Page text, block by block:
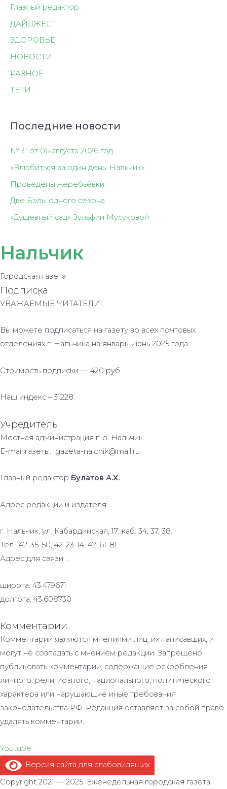
Главный редактор
ДАЙДЖЕСТ
ЗДОРОВЬЕ
НОВОСТИ
РАЗНОЕ
ТЕГИ
Последние новости
№ 31 от 06 августа 2026 год
«Влюбиться за один день: Нальчик»
Проведены жеребьёвки
Две Бэлы одного сезона
«Душевный сад» Зульфии Мусуковой
Нальчик
Городская газета
Подписка
УВАЖАЕМЫЕ ЧИТАТЕЛИ!
Вы можете подписаться на газету во всех почтовых
отделениях г. Нальчика на январь-июнь 2025 года.
Стоимость подписки — 420 руб.
Наш индекс – 31228.
Учредитель
Местная администрация г. о. Нальчик.
E-mail газеты: gazeta-nalchik@mail.ru
Главный редактор Булатов А.Х.
Адрес редакции и издателя:
г. Нальчик, ул. Кабардинская, 17; каб. 34, 37, 38.
Тел.: 42-35-50, 42-23-14, 42-61-81.
Адрес для связи: .
широта: 43.479671
долгота: 43.608730
Комментарии
Комментарии являются мнениями лиц, их написавших, и
могут не совпадать с мнением редакции. Запрещено
публиковать комментарии, содержащие оскорбления
личного, религиозного, национального, политического
характера или нарушающие иные требования
законодательства РФ. Редакция оставляет за собой право
удалять комментарии.
Youtube
Версия сайта для слабовидящих
.
Copyright 2021 — 2025. Еженедельная городская газета